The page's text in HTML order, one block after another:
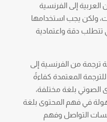
إلى الفرنسية
ولكن يجب استخدامها
تتطلب دقة واعتمادية
ترجمة من الفرنسية إلى
المعتمدة كفاءةً
الصوتي بلغة مختلفة،
في فهم المحتوى بلغة
التواصل وفهم